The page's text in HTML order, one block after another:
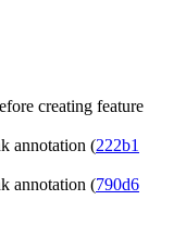
creating feature
annotation (222b1
annotation (790d6